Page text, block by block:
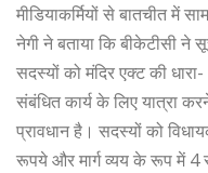
मीडियाकर्मियों से बातचीत में
नेगी ने बताया कि बीकेटीसी ने
सदस्यों को मंदिर एक्ट की
संबंधित कार्य के लिए यात्रा
प्रावधान है। सदस्यों को
रूपये और मार्ग व्यय के रूप में 4